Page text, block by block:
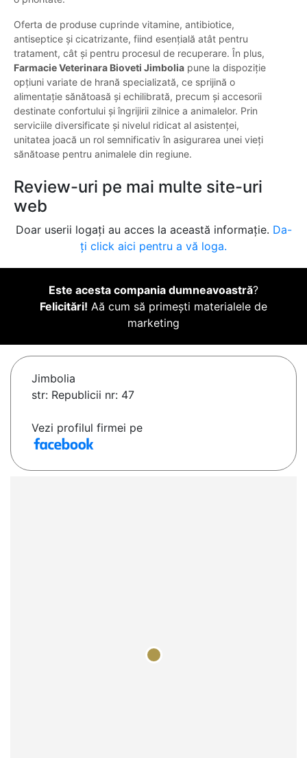
Oferta de produse cuprinde vitamine, antibiotice,
antiseptice și cicatrizante, fiind esențială atât pentru
tratament, cât și pentru procesul de recuperare. În plus,
Farmacie Veterinara Bioveti Jimbolia pune la dispoziție
opțiuni variate de hrană specializată, ce sprijină o
alimentație sănătoasă și echilibrată, precum și accesorii
destinate confortului și îngrijirii zilnice a animalelor. Prin
serviciile diversificate și nivelul ridicat al asistenței,
unitatea joacă un rol semnificativ în asigurarea unei vieți
sănătoase pentru animalele din regiune.
Review-uri pe mai multe site-uri
web
Doar userii logați au acces la această informație. Da-
ți click aici pentru a vă loga.
Este acesta compania dumneavoastră?
Felicitări! Aă cum să primești materialele de
marketing
Jimbolia
str: Republicii nr: 47
Vezi profilul firmei pe